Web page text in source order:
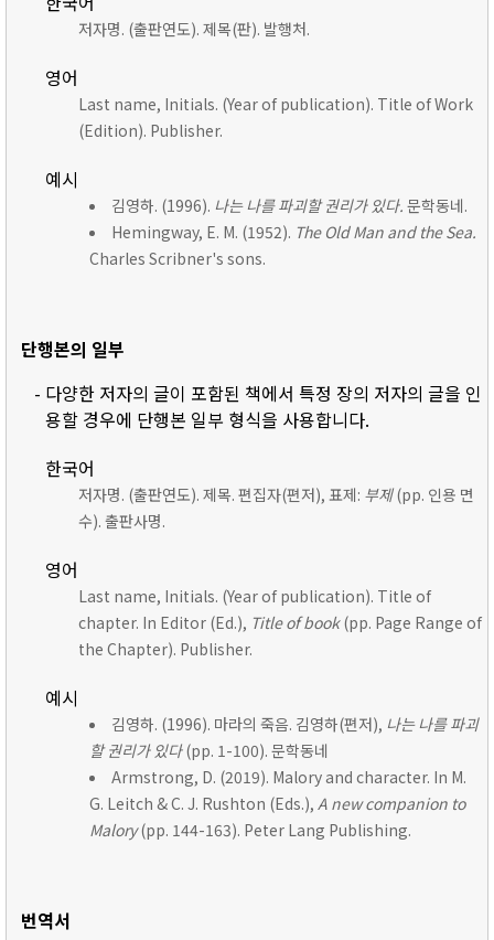
저자명. (출판연도). 제목(판). 발행처.
영어
Last name, Initials. (Year of publication). Title of Work
(Edition). Publisher.
예시
김영하. (1996). 나는 나를 파괴할 권리가 있다. 문학동네.
Hemingway, E. M. (1952). The Old Man and the Sea.
Charles Scribner's sons.
단행본의 일부
- 다양한 저자의 글이 포함된 책에서 특정 장의 저자의 글을 인
용할 경우에 단행본 일부 형식을 사용합니다.
한국어
저자명. (출판연도). 제목. 편집자(편저), 표제: 부제(pp. 인용 면
수). 출판사명.
영어
Last name, Initials. (Year of publication). Title of
chapter. In Editor (Ed.), Title of book(pp. Page Range of
the Chapter). Publisher.
예시
김영하. (1996). 마라의 죽음. 김영하(편저), 나는 나를 파괴
할 권리가 있다(pp. 1-100). 문학동네
Armstrong, D. (2019). Malory and character. In M.
G. Leitch & C. J. Rushton (Eds.), A new companion to
Malory(pp. 144-163). Peter Lang Publishing.
번역서